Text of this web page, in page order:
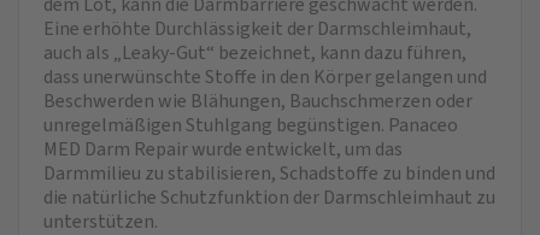
Eine erhöhte Durchlässigkeit der Darmschleimhaut,
auch als „Leaky-Gut“ bezeichnet, kann dazu führen,
dass unerwünschte Stoffe in den Körper gelangen und
Beschwerden wie Blähungen, Bauchschmerzen oder
unregelmäßigen Stuhlgang begünstigen. Panaceo
MED Darm Repair wurde entwickelt, um das
Darmmilieu zu stabilisieren, Schadstoffe zu binden und
die natürliche Schutzfunktion der Darmschleimhaut zu
unterstützen.